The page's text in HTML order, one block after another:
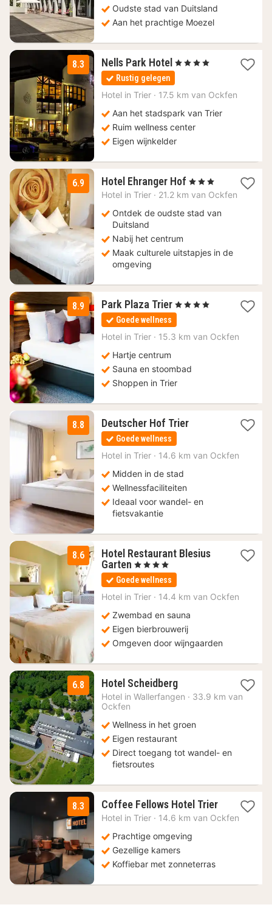
Oudste stad van Duitsland
Aan het prachtige Moezel
8.3 Nells Park Hotel 2
nachten
vanaf
156
, 4 Sterren
Rustig gelegen
Hotel in Trier · 17.5 km van Ockfen
Aan het stadspark van Trier
Ruim wellness center
Eigen wijnkelder
6.9 Hotel Ehranger Hof 1
nacht
113,85
, 3 Sterren
Hotel in Trier · 21.2 km van Ockfen
Ontdek de oudste stad van
Duitsland
Nabij het centrum
Maak culturele uitstapjes in de
omgeving
8.9 Park Plaza Trier 1
nacht
vanaf
182,60
, 4 Sterren
Goede wellness
Hotel in Trier · 15.3 km van Ockfen
Hartje centrum
Sauna en stoombad
Shoppen in Trier
8.8 Deutscher Hof Trier3
114,01
Goede wellness
Hotel in Trier · 14.6 km van Ockfen
Midden in de stad
Wellnessfaciliteiten
Ideaal voor wandel- en
fietsvakantie
8.6
Hotel Restaurant Blesius
Garten 1
nacht
vanaf
141,44
, 4 Sterren
Goede wellness
Hotel in Trier · 14.4 km van Ockfen
Zwembad en sauna
Eigen bierbrouwerij
Omgeven door wijngaarden
6.8 Hotel Scheidberg1
nacht
€
Hotel in Wallerfangen · 33.9 km van
Ockfen
Wellness in het groen
Eigen restaurant
Direct toegang tot wandel- en
fietsroutes
8.3 Coffee Fellows Hotel Trier1
nacht
Hotel in Trier · 14.6 km van Ockfen
Prachtige omgeving
Gezellige kamers
Koffiebar met zonneterras